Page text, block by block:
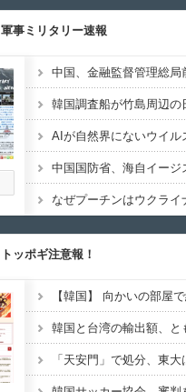
軍事ミリタリー速報
なぜプーチンはウクライ
トッポギ注意報！
「天安門」で処分、東